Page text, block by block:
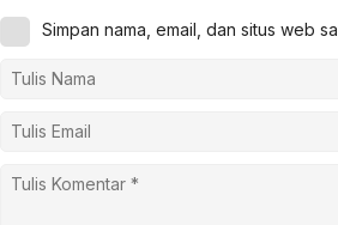
Simpan nama, email, dan situs web